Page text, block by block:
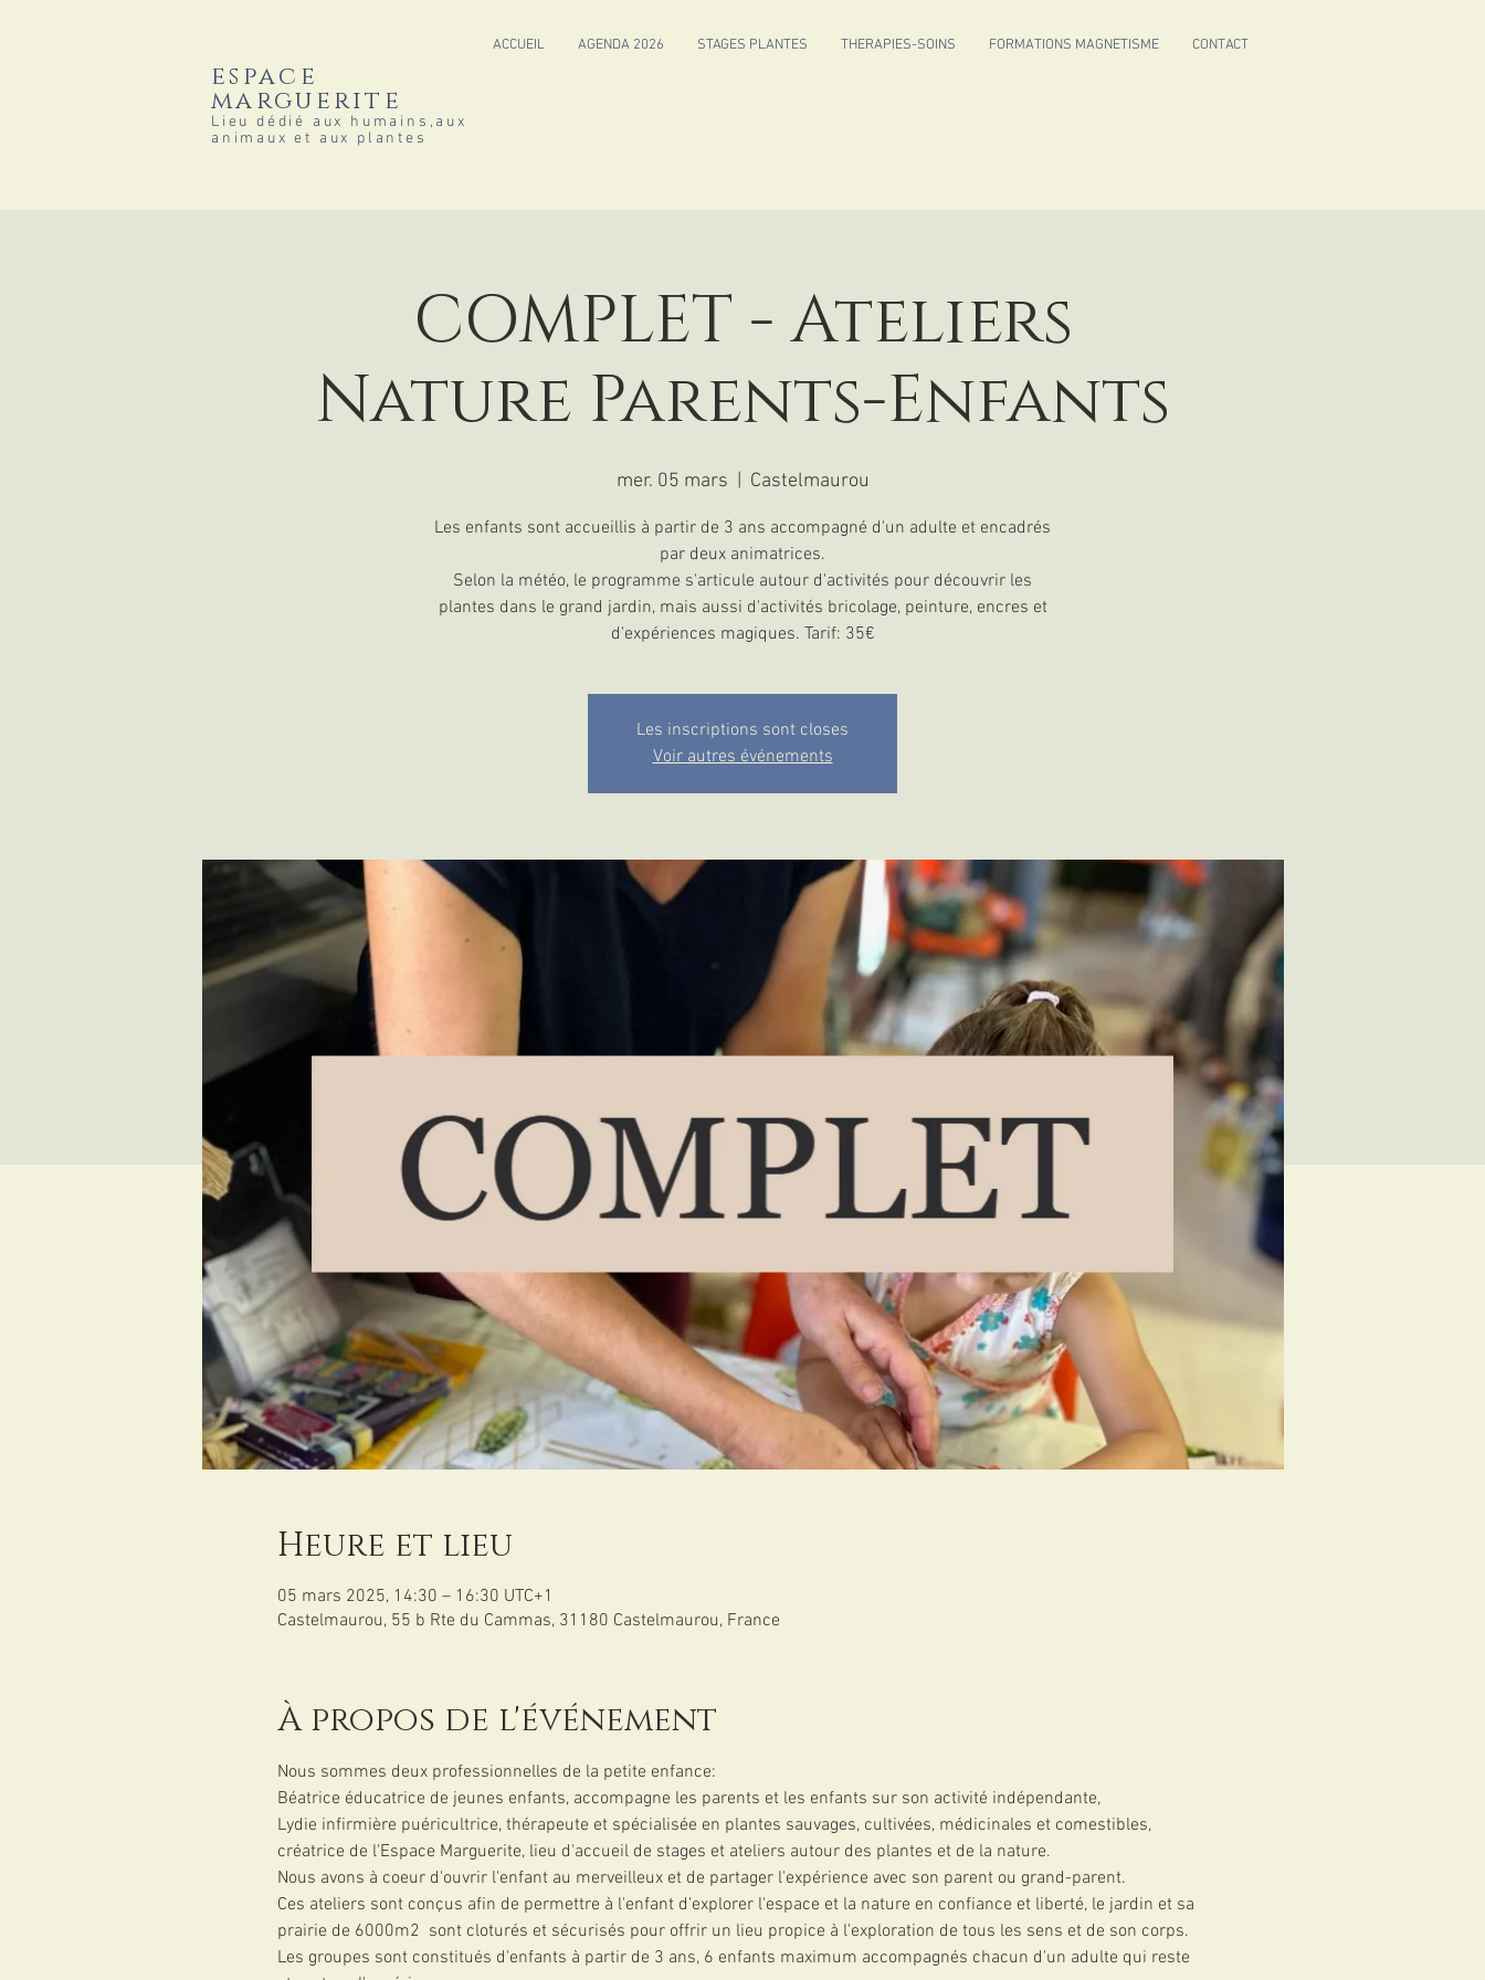
ACCUEIL AGENDA 2026 STAGES PLANTES THERAPIES-SOINS FORMATIONS MAGNETISME CONTACT
espace
marguerite
Lieu dédié aux humains,aux
animaux et aux plantes
COMPLET - Ateliers
Nature Parents-Enfants
mer. 05 mars Castelmaurou
Les enfants sont accueillis à partir de 3 ans accompagné d'un adulte et encadrés
par deux animatrices.
Selon la météo, le programme s'articule autour d'activités pour découvrir les
plantes dans le grand jardin, mais aussi d'activités bricolage, peinture, encres et
d'expériences magiques. Tarif: 35€
Les inscriptions sont closes
Voir autres événements
Heure et lieu
05 mars 2025, 14:30 – 16:30 UTC+1
Castelmaurou, 55 b Rte du Cammas, 31180 Castelmaurou, France
À propos de l'événement
Nous sommes deux professionnelles de la petite enfance:
Béatrice éducatrice de jeunes enfants, accompagne les parents et les enfants sur son activité indépendante,
Lydie infirmière puéricultrice, thérapeute et spécialisée en plantes sauvages, cultivées, médicinales et comestibles,
créatrice de l'Espace Marguerite, lieu d'accueil de stages et ateliers autour des plantes et de la nature.
Nous avons à coeur d'ouvrir l'enfant au merveilleux et de partager l'expérience avec son parent ou grand-parent.
Ces ateliers sont conçus afin de permettre à l'enfant d'explorer l'espace et la nature en confiance et liberté, le jardin et sa
prairie de 6000m2  sont cloturés et sécurisés pour offrir un lieu propice à l'exploration de tous les sens et de son corps.
Les groupes sont constitués d'enfants à partir de 3 ans, 6 enfants maximum accompagnés chacun d'un adulte qui reste